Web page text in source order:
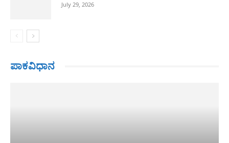
July 29, 2026
ಪಾಕವಿಧಾನ